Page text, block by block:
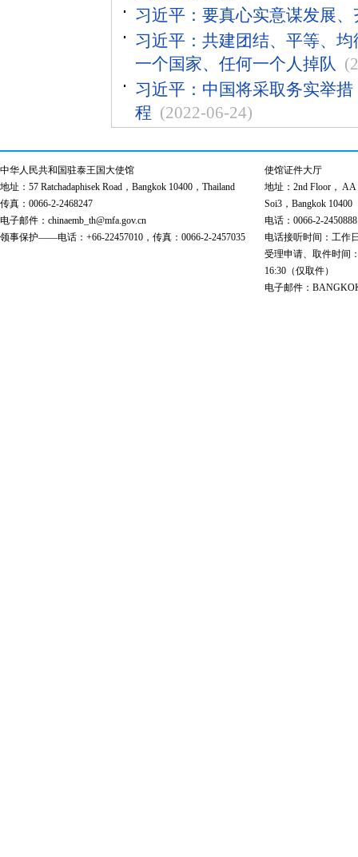
习近平：要真心实意谋发展
习近平：共建团结、平等、
一个国家、任何一个人掉队
习近平：中国将采取务实举
程 (2022-06-24)
中华人民共和国驻泰王国大使馆
地址：57 Ratchadaphisek Road，Bangkok 10400，Thailand
传真：0066-2-2468247
电子邮件：chinaemb_th@mfa.gov.cn
领事保护——电话：+66-22457010，传真：0066-2-2457035
使馆证件大厅
地址：2nd Floor， AA
Soi3，Bangkok 10400
电话：0066-2-
电话接听时间：工作
受理申请、取件时间
16:30（仅取件）
电子邮件：